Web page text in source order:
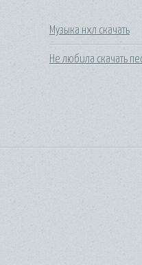
Музыка нхл скачать
Не любила скачать